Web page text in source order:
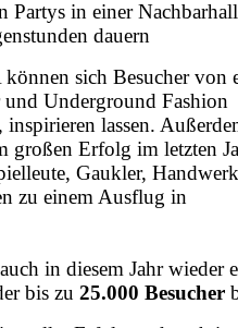
Partys in einer
dauern
sich Besucher von
Underground Fashion
lassen.
großen Erfolg im letzten
Gaukler,
zu einem Ausflug in
in diesem Jahr wieder
bis zu 25.000 Besucher